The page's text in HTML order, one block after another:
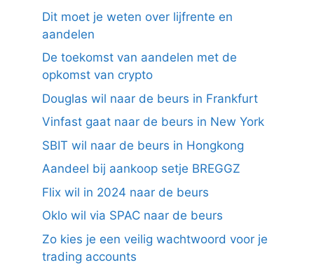
Dit moet je weten over lijfrente en
aandelen
De toekomst van aandelen met de
opkomst van crypto
Douglas wil naar de beurs in Frankfurt
Vinfast gaat naar de beurs in New York
SBIT wil naar de beurs in Hongkong
Aandeel bij aankoop setje BREGGZ
Flix wil in 2024 naar de beurs
Oklo wil via SPAC naar de beurs
Zo kies je een veilig wachtwoord voor je
trading accounts